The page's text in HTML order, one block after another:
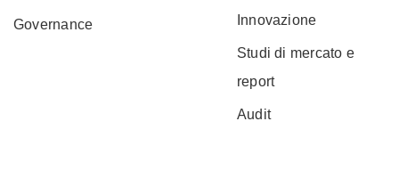
Governance Innovazione
Studi di mercato e
report
Audit